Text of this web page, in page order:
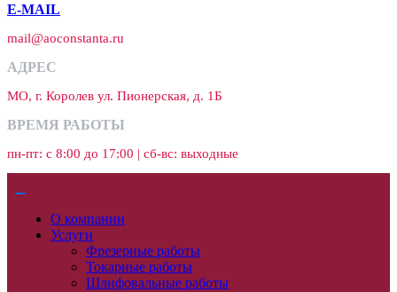
E-MAIL
mail@aoconstanta.ru
АДРЕС
МО, г. Королев ул. Пионерская, д. 1Б
ВРЕМЯ РАБОТЫ
пн-пт: с 8:00 до 17:00 | сб-вс: выходные
О компании
Услуги
Фрезерные работы
Токарные работы
Шлифовальные работы